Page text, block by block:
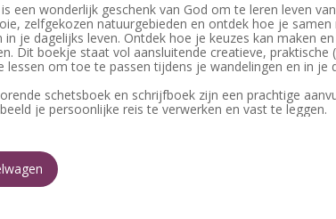
een wonderlijk geschenk van God om te leren leven
zelfgekozen natuurgebieden en ontdek hoe je
in je dagelijks leven. Ontdek hoe je keuzes kan maken
Dit boekje staat vol aansluitende creatieve, praktische
lessen om toe te passen tijdens je wandelingen en in je
schetsboek en schrijfboek zijn een prachtige
je persoonlijke reis te verwerken en vast te leggen.